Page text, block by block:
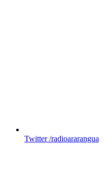
Twitter /radioararangua